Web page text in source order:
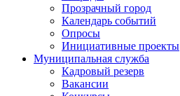
Прозрачный город
Календарь событий
Опросы
Инициативные проекты
Муниципальная служба
Кадровый резерв
Вакансии